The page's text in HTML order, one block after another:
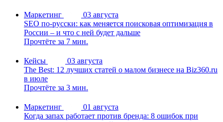
Маркетинг
03 августа
SEO по-русски: как меняется поисковая оптимизация в
России – и что с ней будет дальше
Прочтёте за 7 мин.
Кейсы
03 августа
The Best: 12 лучших статей о малом бизнесе на Biz360.ru
в июле
Прочтёте за 3 мин.
Маркетинг
01 августа
Когда запах работает против бренда: 8 ошибок при